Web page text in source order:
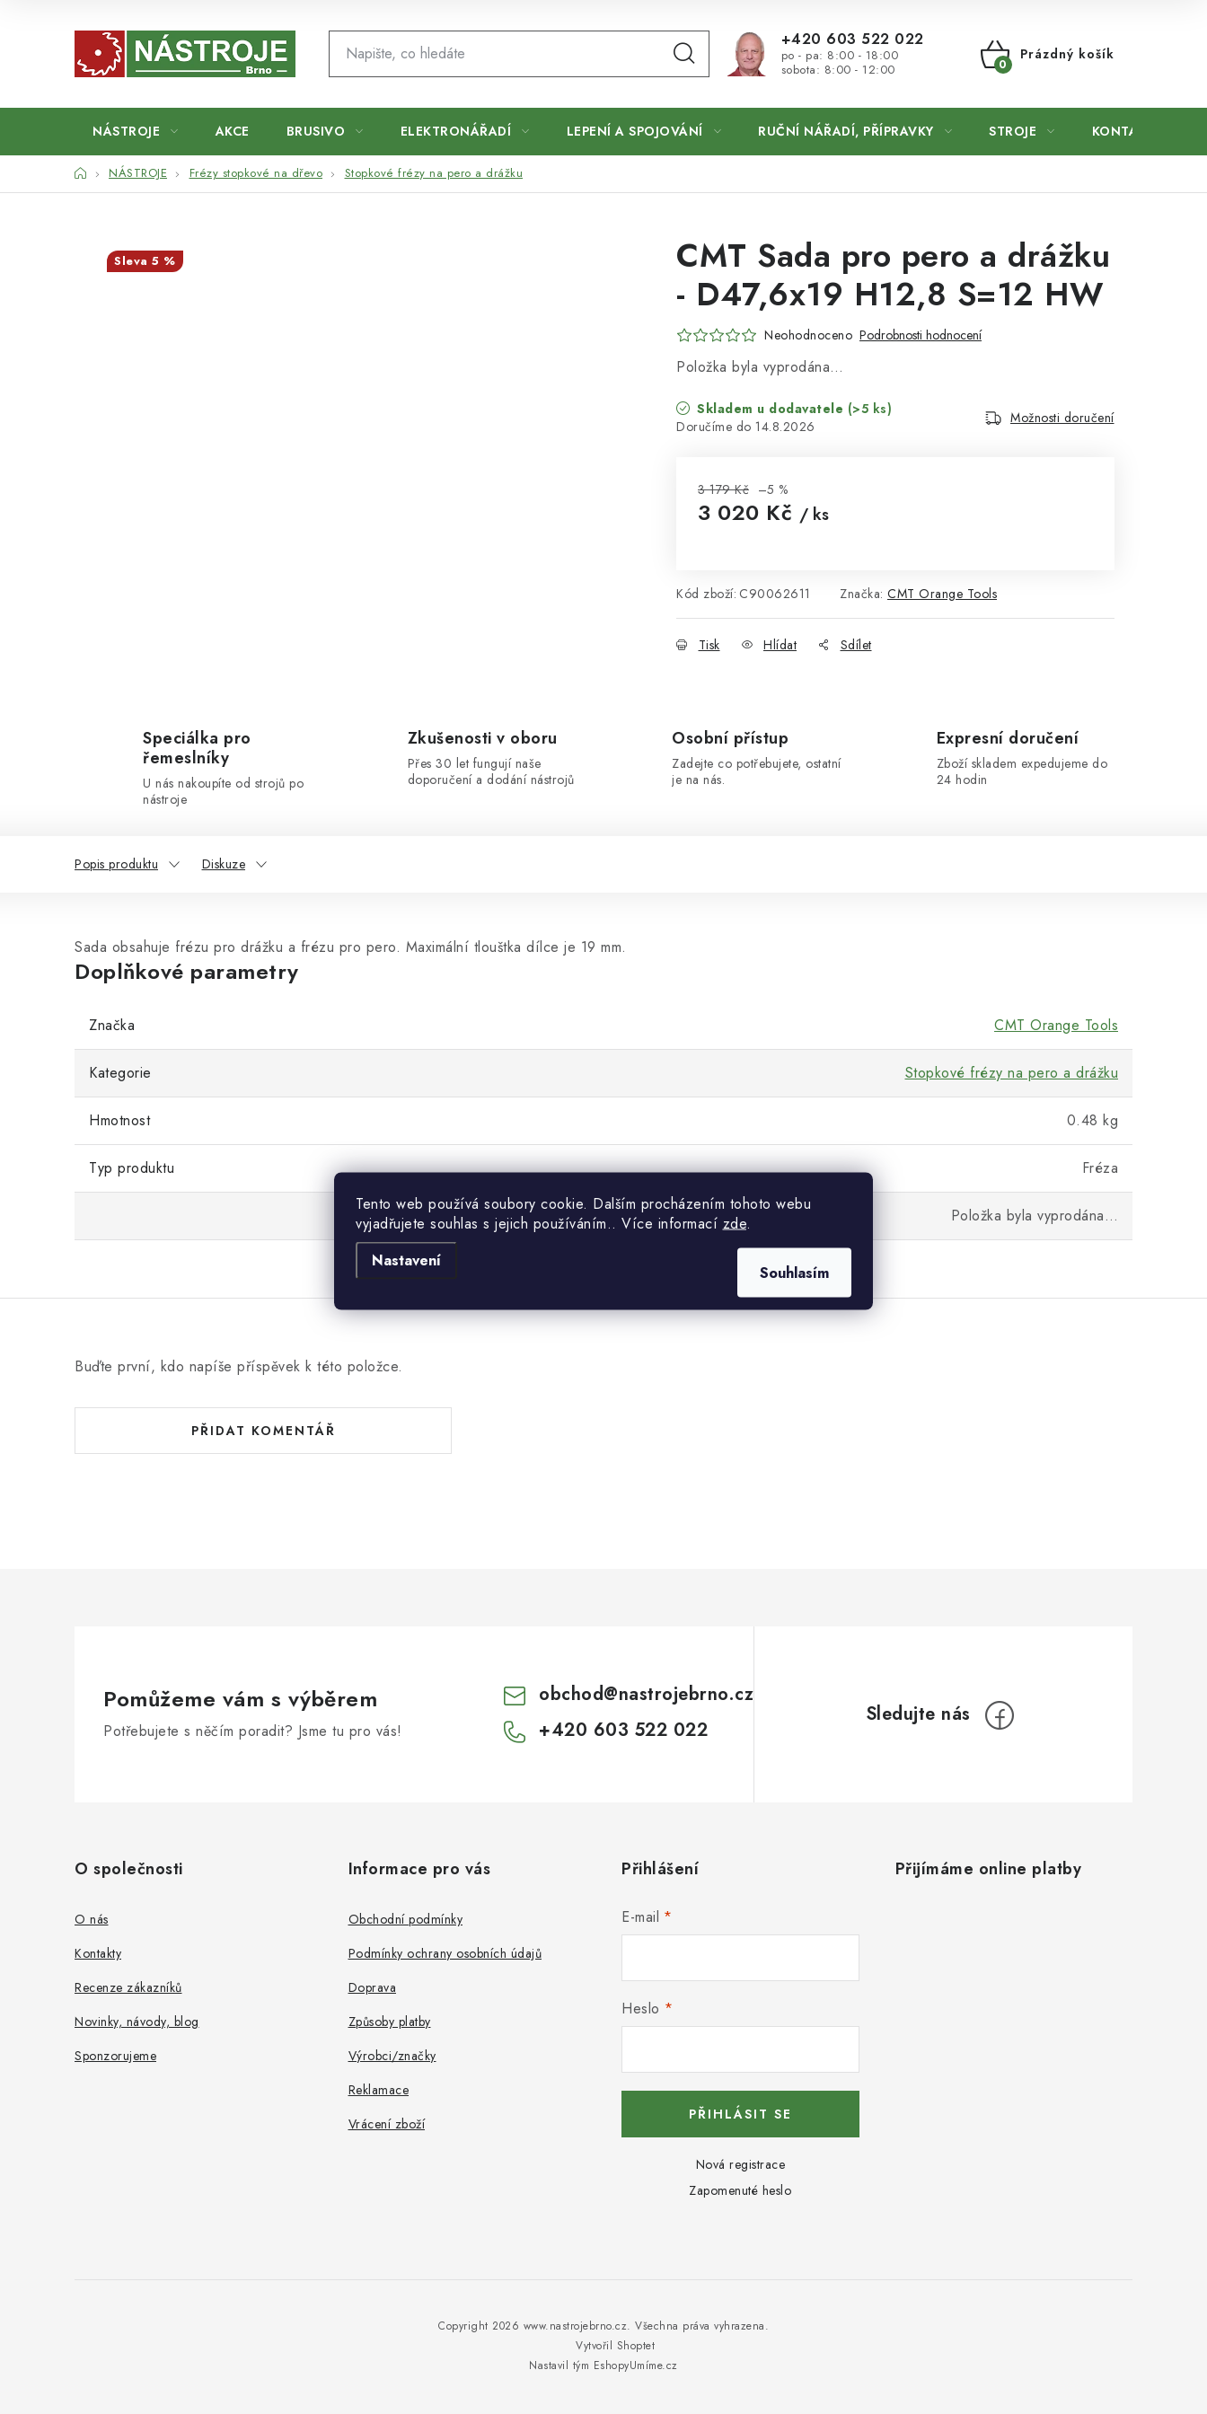
Tento web používá soubory cookie. Dalším procházením tohoto webu
vyjadřujete souhlas s jejich používáním.. Více informací zde.
Nastavení
Souhlasím
+420 603 522 022
po - pa: 8:00 - 18:00
sobota: 8:00 - 12:00
NÁKUPNÍ
Prázdný košík
NÁSTROJE AKCE BRUSIVO ELEKTRONÁŘADÍ LEPENÍ A SPOJOVÁNÍ RUČNÍ NÁŘADÍ, PŘÍPRAVKY STROJE KONTAKTY
DomůNÁSTROJE Frézy stopkové na dřevo Stopkové frézy na pero a drážku
CMT Sada pro pero a drážku
- D47,6x19 H12,8 S=12 HW
Neohodnoceno Podrobnosti hodnocení
Položka byla vyprodána…
Skladem u dodavatele (>5 ks)
14.8.2026
Možnosti doručení
3 179 Kč –5 %
3 020 Kč / ks
Kód zboží: C90062611 Značka: CMT Orange Tools
Tisk Hlídat Sdílet
5 %
Speciálka pro
řemeslníky
U nás nakoupíte od strojů po
nástroje
Zkušenosti v oboru
Přes 30 let fungují naše
doporučení a dodání nástrojů
Osobní přístup
Zadejte co potřebujete, ostatní
je na nás.
Expresní doručení
Zboží skladem expedujeme do
24 hodin
Popis produktu Diskuze
Sada obsahuje frézu pro drážku a frézu pro pero. Maximální tlouštka dílce je 19 mm.
Doplňkové parametry
Značka CMT Orange Tools
Kategorie Stopkové frézy na pero a drážku
Hmotnost 0.48 kg
Typ produktu Fréza
Položka byla vyprodána…
Buďte první, kdo napíše příspěvek k této položce.
PŘIDAT KOMENTÁŘ
Pomůžeme vám s výběrem
Potřebujete s něčím poradit? Jsme tu pro vás!
obchod@nastrojebrno.cz
+420 603 522 022
O společnosti
O nás
Kontakty
Recenze zákazníků
Novinky, návody, blog
Sponzorujeme
Informace pro vás
Obchodní podmínky
Podmínky ochrany osobních údajů
Doprava
Způsoby platby
Výrobci/značky
Reklamace
Vrácení zboží
Přihlášení
E-mail
Heslo
PŘIHLÁSIT SE
Nová registrace
Zapomenuté heslo
Přijímáme online platby
Vytvořil Shoptet
Nastavil tým EshopyUmíme.cz
Copyright 2026 www.nastrojebrno.cz. Všechna práva vyhrazena.